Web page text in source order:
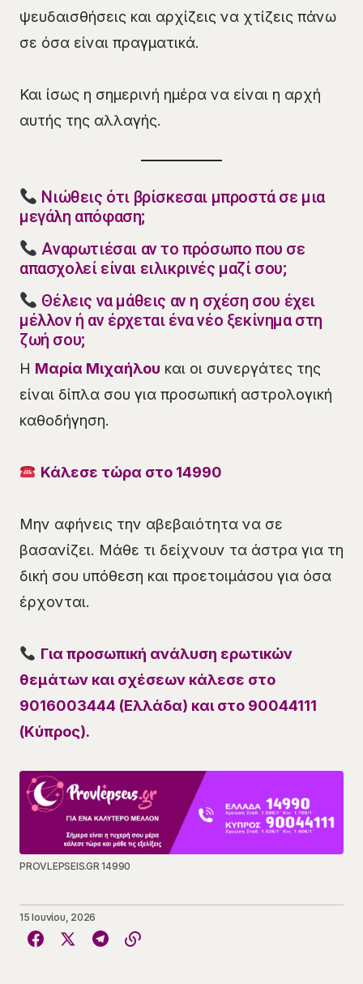
ψευδαισθήσεις και αρχίζεις να χτίζεις πάνω
σε όσα είναι πραγματικά.
Και ίσως η σημερινή ημέρα να είναι η αρχή
αυτής της αλλαγής.
Νιώθεις ότι βρίσκεσαι μπροστά σε μια
μεγάλη απόφαση;
Αναρωτιέσαι αν το πρόσωπο που σε
απασχολεί είναι ειλικρινές μαζί σου;
Θέλεις να μάθεις αν η σχέση σου έχει
μέλλον ή αν έρχεται ένα νέο ξεκίνημα στη
ζωή σου;
Η Μαρία Μιχαήλου και οι συνεργάτες της
είναι δίπλα σου για προσωπική αστρολογική
καθοδήγηση.
Κάλεσε τώρα στο 14990
Μην αφήνεις την αβεβαιότητα να σε
βασανίζει. Μάθε τι δείχνουν τα άστρα για τη
δική σου υπόθεση και προετοιμάσου για όσα
έρχονται.
Για προσωπική ανάλυση ερωτικών
θεμάτων και σχέσεων κάλεσε στο
9016003444 (Ελλάδα) και στο 90044111
(Κύπρος).
PROVLEPSEIS.GR 14990
15 Ιουνίου, 2026